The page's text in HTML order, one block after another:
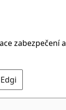
zabezpečení a